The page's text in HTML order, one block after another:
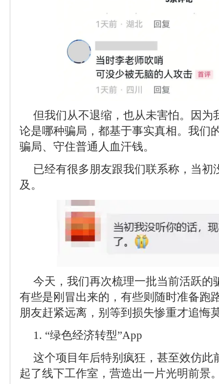
但我们从不退缩，也从未害怕。因为
论是哪种骗局，都基于事实真相。我们
骗局、守住普通人血汗钱。
已经有很多朋友跟我们联系称，当初
及。
今天，我们再次梳理一批当前活跃的
有些是刚冒出来的，有些则随时准备跑
朋友赶紧远离，别等到损失惨重才追悔
1. “绿色经济转型”App
这个项目年后特别疯狂，甚至效仿此
起了线下工作室，营造出一片光明前景